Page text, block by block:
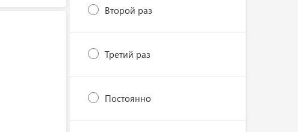
Второй раз
Третий раз
Постоянно